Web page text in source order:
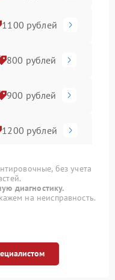
1100 рублей
800 рублей
900 рублей
1200 рублей
1400 рублей
1000 рублей
900 рублей
без учета
диагностику.
на неисправность.